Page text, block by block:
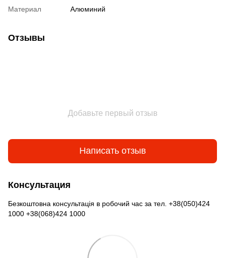
Материал Алюминий
Отзывы
Добавьте первый отзыв
Написать отзыв
Консультация
Безкоштовна консультація в робочий час за тел. +38(050)424
1000 +38(068)424 1000